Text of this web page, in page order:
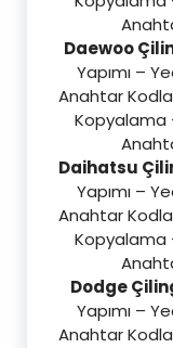
Daewoo
Yapımı –
Anahtar
Kopyalama
Daihatsu
Yapımı –
Anahtar
Kopyalama
Dodge
Yapımı –
Anahtar